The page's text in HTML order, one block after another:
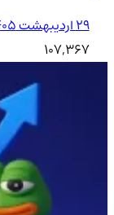
۲۹ اردیبهشت ۱۴۰۵
107,367